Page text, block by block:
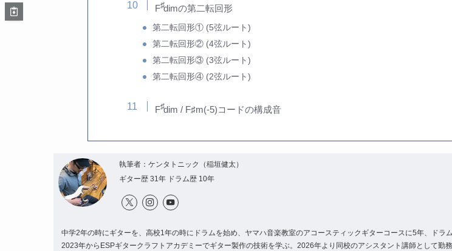
F♯dimの第二転回形
第二転回形① (5弦ルート)
第二転回形② (4弦ルート)
第二転回形③ (3弦ルート)
第二転回形④ (2弦ルート)
F♯dim / F♯m(-5)コードの構成音
執筆者：ケンタトニック（稲垣健太）
ギター歴 31年 ドラム歴 10年
中学2年の時にギターを、高校1年の時にドラムを始め、ヤマハ音楽教室のアコースティックギターコースに5年、ドラ
2023年からESPギタークラフトアカデミーでギター製作の技術を学ぶ。2026年より同校のアシスタント講師として勤